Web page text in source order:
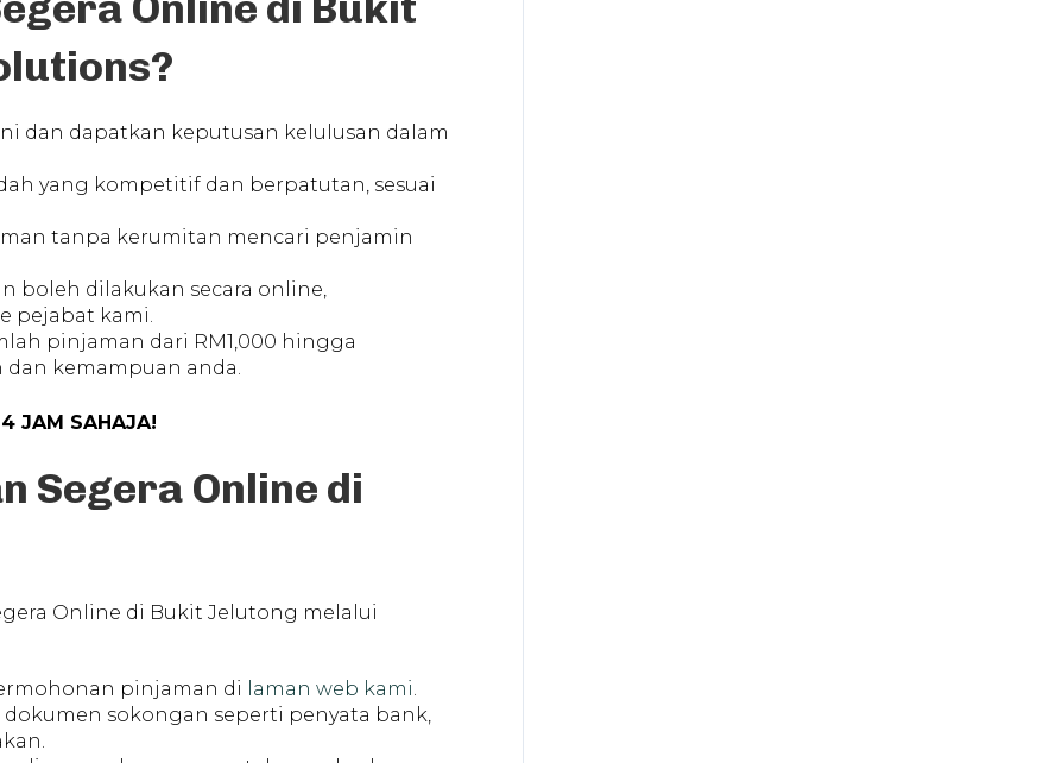
dan dapatkan keputusan kelulusan dalam
yang kompetitif dan berpatutan, sesuai
tanpa kerumitan mencari penjamin
boleh dilakukan secara online,
pejabat kami.
pinjaman dari RM1,000 hingga
kemampuan anda.
JAM SAHAJA!
Segera Online di
Online di Bukit Jelutong melalui
pinjaman di laman web kami.
dokumen sokongan seperti penyata bank,